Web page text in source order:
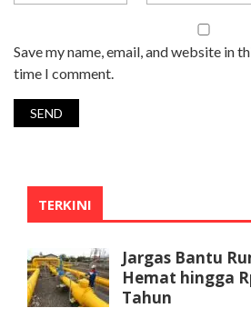
Save my name, email, and website in
time I comment.
TERKINI
Jargas Bantu
Hemat hingga
Tahun